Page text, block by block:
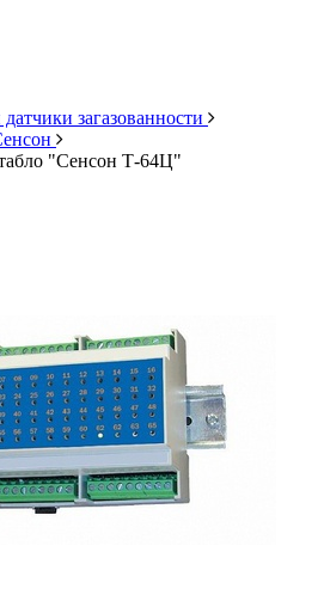
загазованности
"Сенсон Т-64Ц"